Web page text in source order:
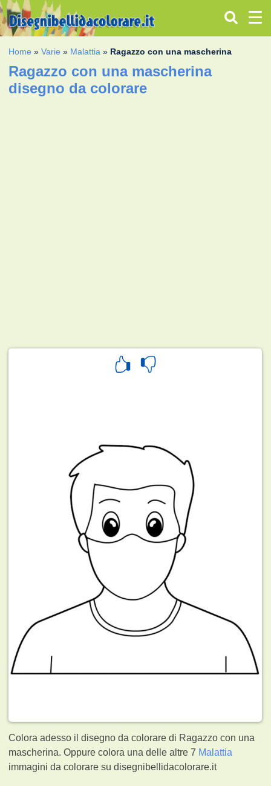
Home »Varie » Malattia » Ragazzo con una mascherina
Ragazzo con una mascherina
disegno da colorare
Colora adesso il disegno da colorare di Ragazzo con una
mascherina. Oppure colora una delle altre 7 Malattia
immagini da colorare su disegnibellidacolorare.it